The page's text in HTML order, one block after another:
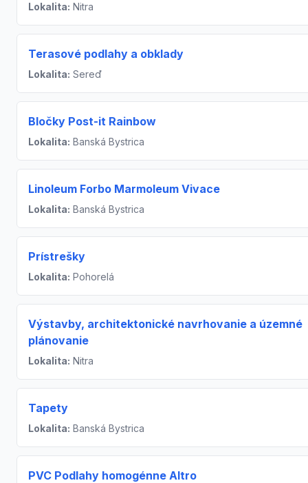
Lokalita: Nitra
Terasové podlahy a obklady
Lokalita: Sereď
Bločky Post-it Rainbow
Lokalita: Banská Bystrica
Linoleum Forbo Marmoleum Vivace
Lokalita: Banská Bystrica
Prístrešky
Lokalita: Pohorelá
Výstavby, architektonické navrhovanie a územné
plánovanie
Lokalita: Nitra
Tapety
Lokalita: Banská Bystrica
PVC Podlahy homogénne Altro